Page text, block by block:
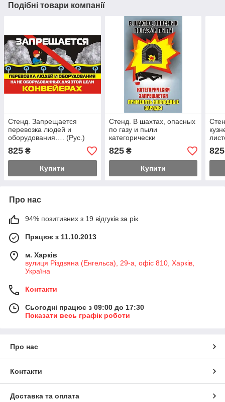
Подібні товари компанії
Стенд. Запрещается
перевозка людей и
оборудования…. (Рус.)
0,6х1,0. Пластик
825 ₴
Купити
Стенд. В шахтах, опасных
по газу и пыли
категорически
запрещается …. (Рус.)
0,6х1,0. Пластик
825₴
Купити
825
Про нас
94% позитивних з 19 відгуків за рік
Працює з 11.10.2013
м. Харків
вулиця Різдвяна (Енгельса), 29-а, офіс 810, Харків,
Україна
Контакти
Сьогодні працює з 09:00 до 17:30
Показати весь графік роботи
Про нас
Контакти
Доставка та оплата